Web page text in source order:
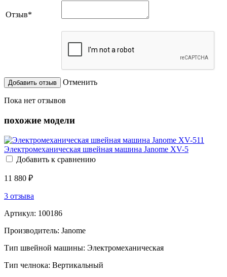
Отзыв*
Отменить
Пока нет отзывов
похожие модели
Электромеханическая швейная машина Janome XV-5
Добавить к сравнению
11 880 ₽
3 отзыва
Артикул: 100186
Производитель: Janome
Тип швейной машины: Электромеханическая
Тип челнока: Вертикальный